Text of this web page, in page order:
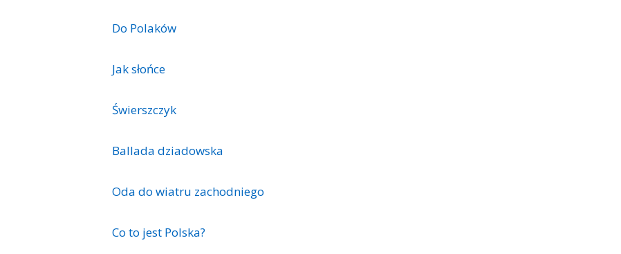
Do Polaków
Jak słońce
Świerszczyk
Ballada dziadowska
Oda do wiatru zachodniego
Co to jest Polska?